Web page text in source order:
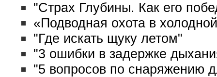
"Страх Глубины. Как его
«Подводная охота в
"Где искать щуку летом"
"3 ошибки в задержке
"5 вопросов по снаряжению